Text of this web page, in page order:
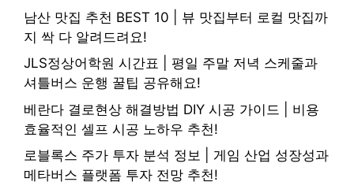
남산 맛집 추천 BEST 10 | 뷰 맛집부터 로컬 맛집까
지 싹 다 알려드려요!
JLS정상어학원 시간표 | 평일 주말 저녁 스케줄과
셔틀버스 운행 꿀팁 공유해요!
베란다 결로현상 해결방법 DIY 시공 가이드 | 비용
효율적인 셀프 시공 노하우 추천!
로블록스 주가 투자 분석 정보 | 게임 산업 성장성과
메타버스 플랫폼 투자 전망 추천!